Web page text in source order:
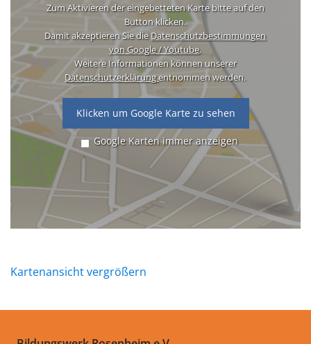
Zum Aktivieren der eingebetteten Karte bitte auf den
Button klicken.
Damit akzeptieren Sie dieDatenschutzbestimmungen
von Google / Youtube.
Weitere Informationen können unserer
Datenschutzerklärungentnommen werden.
Klicken um Google Karte zu sehen
Google Karten immer anzeigen
Kartenansicht vergrößern